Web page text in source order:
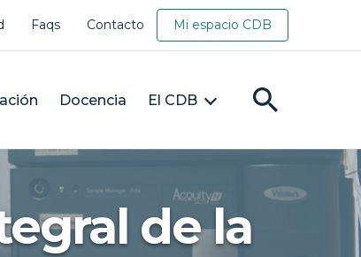
Faqs Contacto Mi espacio CDB
Docencia El CDB
de la